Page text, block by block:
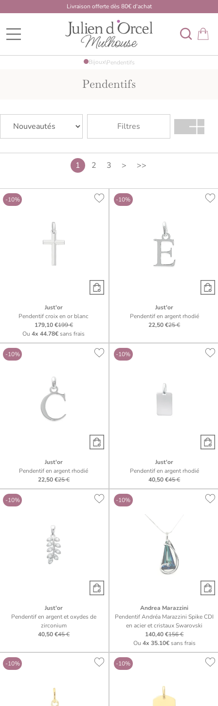
Livraison offerte dès 80€ d'achat
BDK Developpement Mulhouse
Bijoux\Pendentifs
Pendentifs
Filtres
1 2 3 > >>
-10%
Just'or
Pendentif croix en or blanc
179,10 €199 €
Ou4x 44.78€sans frais
-10%
Just'or
Pendentif en argent rhodié
22,50 €25 €
-10%
Just'or
Pendentif en argent rhodié
22,50 €25 €
-10%
Just'or
Pendentif en argent rhodié
40,50 €45 €
-10%
Just'or
Pendentif en argent et oxydes de
zirconium
40,50 €45 €
-10%
Andrea Marazzini
Pendentif Andréa Marazzini Spike CDI
en acier et cristaux Swarovski
140,40 €156 €
Ou 4x 35.10€sans frais
-10% -10%